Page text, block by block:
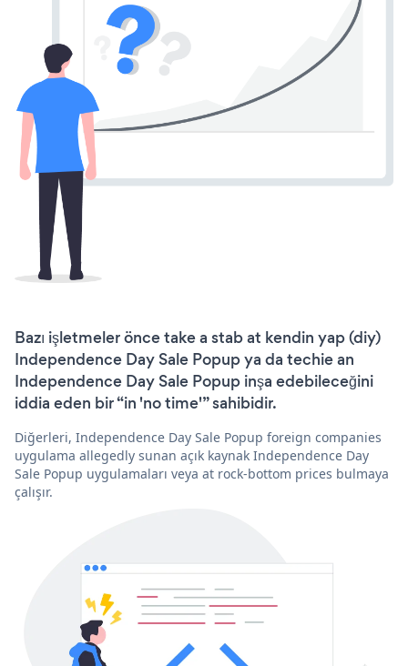
Bazı işletmeler önce take a stab at kendin yap (diy)
Independence Day Sale Popup ya da techie an
Independence Day Sale Popup inşa edebileceğini
iddia eden bir “in 'no time'” sahibidir.
Diğerleri, Independence Day Sale Popup foreign companies
uygulama allegedly sunan açık kaynak Independence Day
Sale Popup uygulamaları veya at rock-bottom prices bulmaya
çalışır.